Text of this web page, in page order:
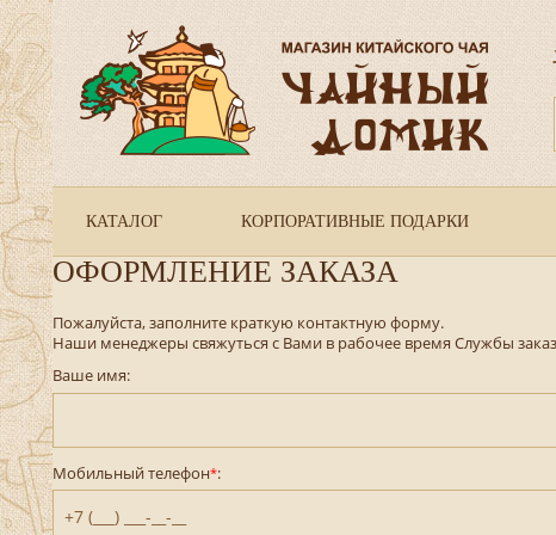
КАТАЛОГ КОРПОРАТИВНЫЕ ПОДАРКИ
ОФОРМЛЕНИЕ ЗАКАЗА
Пожалуйста, заполните краткую контактную форму.
Наши менеджеры свяжуться с Вами в рабочее время Службы
Ваше имя:
Мобильный телефон*:
+7 (___) ___-__-__